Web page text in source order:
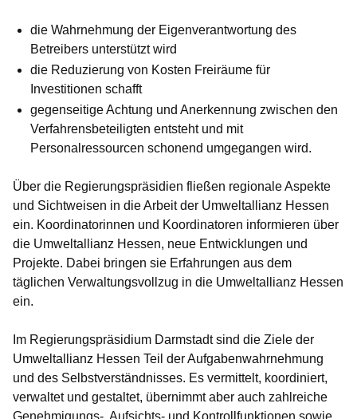
die Wahrnehmung der Eigenverantwortung des
Betreibers unterstützt wird
die Reduzierung von Kosten Freiräume für
Investitionen schafft
gegenseitige Achtung und Anerkennung zwischen den
Verfahrensbeteiligten entsteht und mit
Personalressourcen schonend umgegangen wird.
Über die Regierungspräsidien fließen regionale Aspekte
und Sichtweisen in die Arbeit der Umweltallianz Hessen
ein. Koordinatorinnen und Koordinatoren informieren über
die Umweltallianz Hessen, neue Entwicklungen und
Projekte. Dabei bringen sie Erfahrungen aus dem
täglichen Verwaltungsvollzug in die Umweltallianz Hessen
ein.
Im Regierungspräsidium Darmstadt sind die Ziele der
Umweltallianz Hessen Teil der Aufgabenwahrnehmung
und des Selbstverständnisses. Es vermittelt, koordiniert,
verwaltet und gestaltet, übernimmt aber auch zahlreiche
Genehmigungs-, Aufsichts- und Kontrollfunktionen sowie